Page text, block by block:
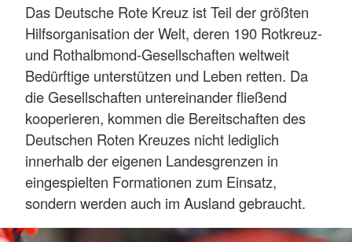
Das Deutsche Rote Kreuz ist Teil der größten
Hilfsorganisation der Welt, deren 190 Rotkreuz-
und Rothalbmond-Gesellschaften weltweit
Bedürftige unterstützen und Leben retten. Da
die Gesellschaften untereinander fließend
kooperieren, kommen die Bereitschaften des
Deutschen Roten Kreuzes nicht lediglich
innerhalb der eigenen Landesgrenzen in
eingespielten Formationen zum Einsatz,
sondern werden auch im Ausland gebraucht.